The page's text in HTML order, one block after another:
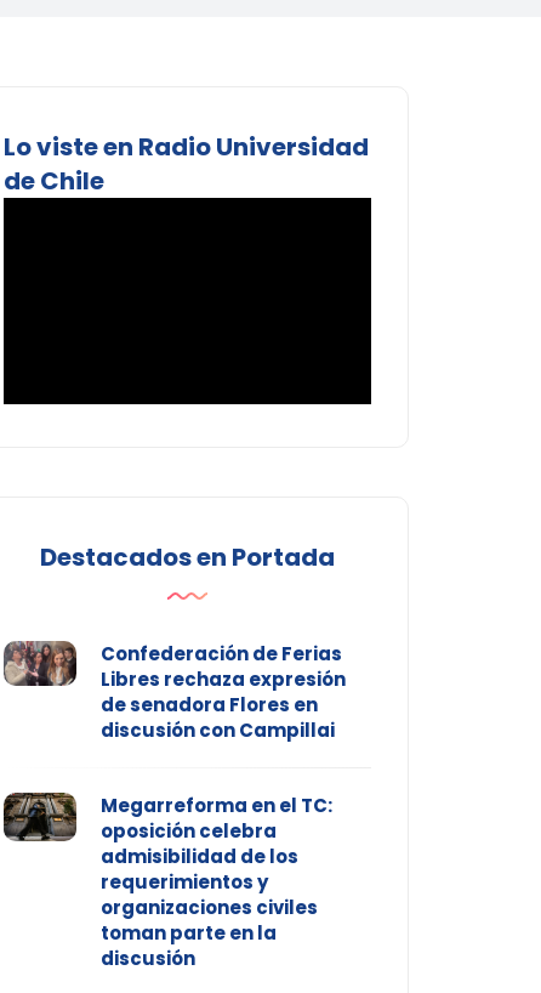
Lo viste en Radio Universidad
de Chile
Destacados en Portada
Confederación de Ferias
Libres rechaza expresión
de senadora Flores en
discusión con Campillai
Megarreforma en el TC:
oposición celebra
admisibilidad de los
requerimientos y
organizaciones civiles
toman parte en la
discusión